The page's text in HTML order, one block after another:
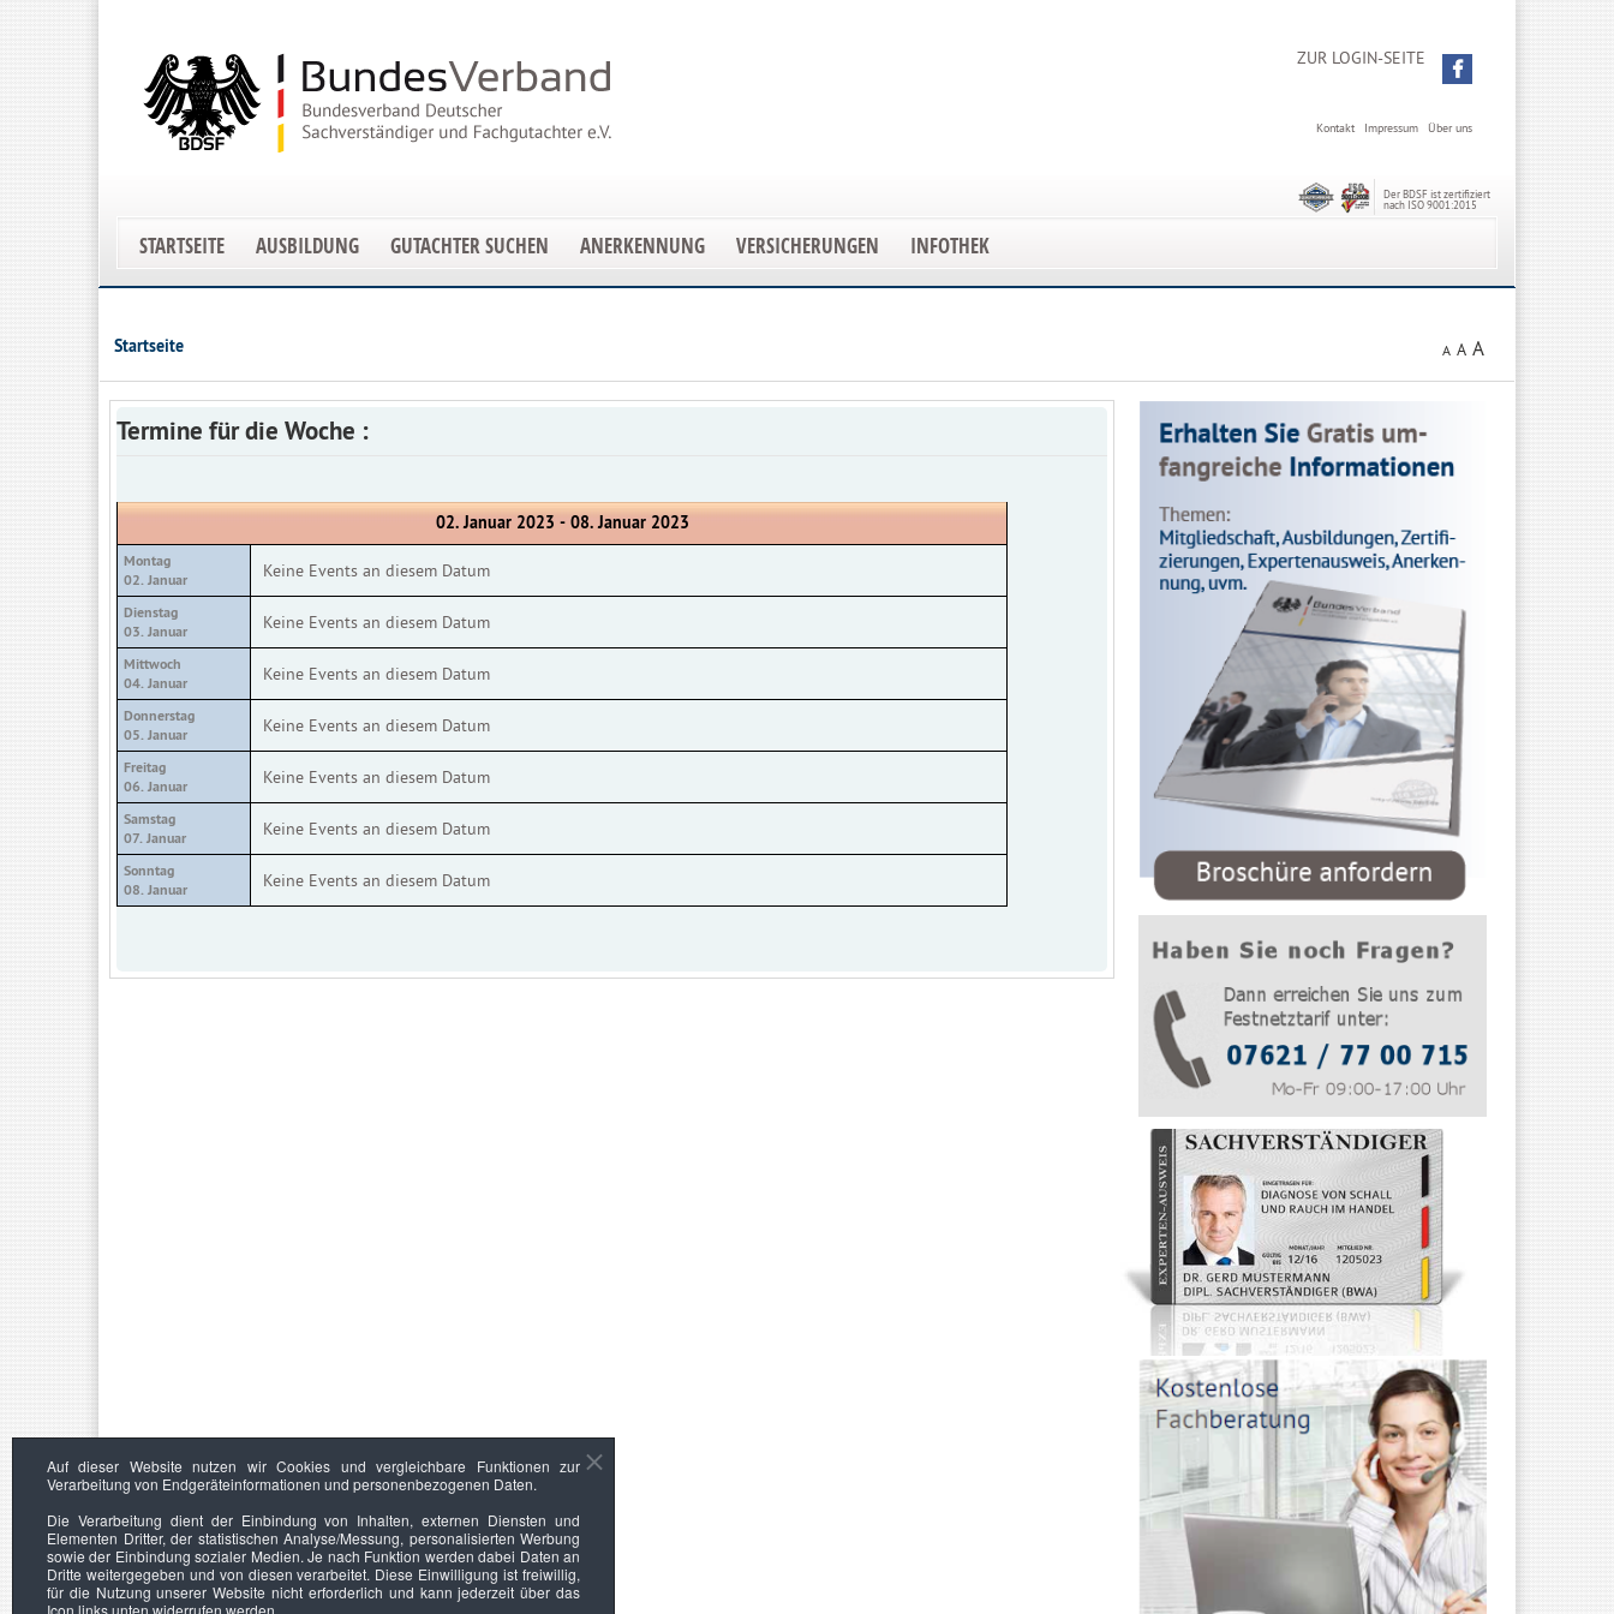
ZUR LOGIN-SEITE
Über uns
Impressum
Kontakt
Der BDSF ist zertifiziert
nach ISO 9001:2015
STARTSEITE AUSBILDUNG GUTACHTER SUCHEN ANERKENNUNG VERSICHERUNGEN INFOTHEK
Startseite A A A
Termine für die Woche :
02. Januar 2023 - 08. Januar 2023
Montag
02. Januar
Keine Events an diesem Datum
Dienstag
03. Januar
Keine Events an diesem Datum
Mittwoch
04. Januar
Keine Events an diesem Datum
Donnerstag
05. Januar
Keine Events an diesem Datum
Freitag
06. Januar
Keine Events an diesem Datum
Samstag
07. Januar
Keine Events an diesem Datum
Sonntag
08. Januar
Keine Events an diesem Datum
Auf dieser Website nutzen wir Cookies und vergleichbare Funktionen zur
Verarbeitung von Endgeräteinformationen und personenbezogenen Daten.
Die Verarbeitung dient der Einbindung von Inhalten, externen Diensten und
Elementen Dritter, der statistischen Analyse/Messung, personalisierten Werbung
sowie der Einbindung sozialer Medien. Je nach Funktion werden dabei Daten an
Dritte weitergegeben und von diesen verarbeitet. Diese Einwilligung ist freiwillig,
für die Nutzung unserer Website nicht erforderlich und kann jederzeit über das
Icon links unten widerrufen werden.